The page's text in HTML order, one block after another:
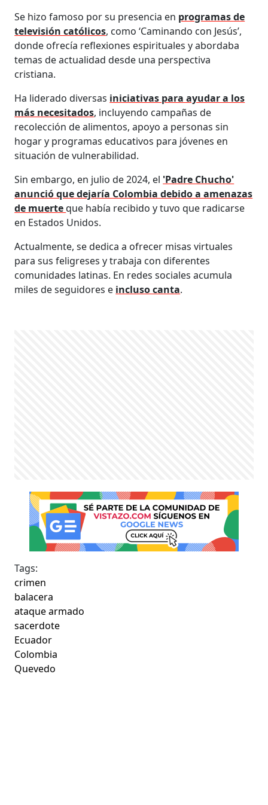
Se hizo famoso por su presencia en programas de
televisión católicos, como ‘Caminando con Jesús’,
donde ofrecía reflexiones espirituales y abordaba
temas de actualidad desde una perspectiva
cristiana.
Ha liderado diversas iniciativas para ayudar a los
más necesitados, incluyendo campañas de
recolección de alimentos, apoyo a personas sin
hogar y programas educativos para jóvenes en
situación de vulnerabilidad.
Sin embargo, en julio de 2024, el 'Padre Chucho'
anunció que dejaría Colombia debido a amenazas
de muerteque había recibido y tuvo que radicarse
en Estados Unidos.
Actualmente, se dedica a ofrecer misas virtuales
para sus feligreses y trabaja con diferentes
comunidades latinas. En redes sociales acumula
miles de seguidores e incluso canta.
Tags:
crimen
balacera
ataque armado
sacerdote
Ecuador
Colombia
Quevedo